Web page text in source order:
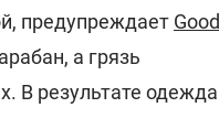
предупреждает Good
а грязь
В результате одежда